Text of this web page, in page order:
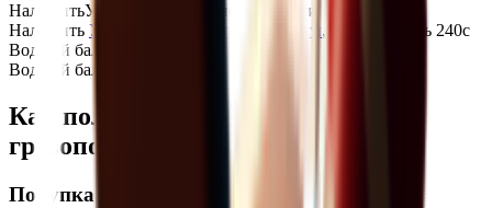
НаложитьУвеличение грузоподъёмности
Наложить Увеличение грузоподъёмности, длительность 240с
Водный баланс
Водный баланс: -10
Как получить Инъекция
грузоподъемности
Покупка в магазине